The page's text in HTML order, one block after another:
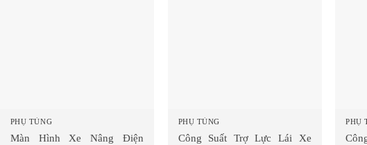
PHỤ TÙNG
Màn Hình Xe Nâng Điện
PHỤ TÙNG
Công Suất Trợ Lực Lái Xe
PHỤ